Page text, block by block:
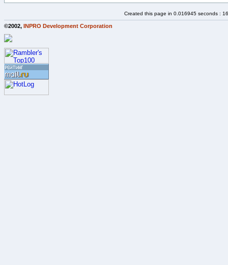
Created this page in 0.016945 seconds :
©2002, INPRO Development Corporation